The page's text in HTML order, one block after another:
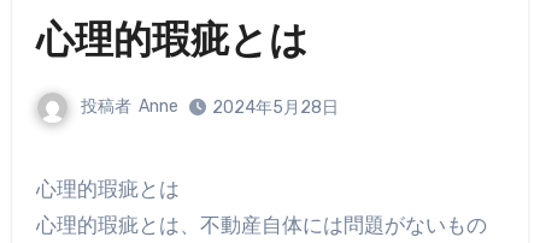
心理的瑕疵とは
投稿者 Anne 2024年5月28日
心理的瑕疵とは
心理的瑕疵とは、不動産自体には問題がないもの